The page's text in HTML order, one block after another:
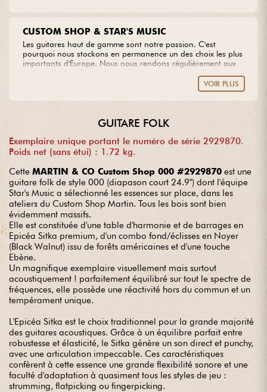
CUSTOM SHOP & STAR'S MUSIC
Les guitares haut de gamme sont notre passion. C'est
pourquoi nous stockons en permanence un des choix les plus
importants d'Europe. Nous nous rendons régulièrement aux
ateliers Custom Shop des marques prestigieuses afin d'y
sélectionner les plus belles pièces de bois disponibles, à partir
desquelles nous créons nos propres modèles. Vous rêvez
d'une guitare hors du commun ? Confiez-nous votre projet en
VOIR PLUS
GUITARE FOLK
Exemplaire unique portant le numéro de série 2929870.
Poids net (sans étui) : 1.72 kg.
Cette MARTIN & CO Custom Shop 000 #2929870 est une
guitare folk de style 000 (diapason court 24.9") dont l'équipe
Star's Music a sélectionné les essences sur place, dans les
ateliers du Custom Shop Martin. Tous les bois sont bien
évidemment massifs.
Elle est constituée d'une table d'harmonie et de barrages en
Epicéa Sitka premium, d'un combo fond/éclisses en Noyer
(Black Walnut) issu de forêts américaines et d'une touche
Ebène.
Un magnifique exemplaire visuellement mais surtout
acoustiquement ! parfaitement équilibré sur tout le spectre de
fréquences, elle possède une réactivité hors du commun et un
tempérament unique.
L'Epicéa Sitka est le choix traditionnel pour la grande majorité
des guitares acoustiques. Grâce à un équilibre parfait entre
robustesse et élasticité, le Sitka génère un son direct et punchy,
avec une articulation impeccable. Ces caractéristiques
confèrent à cette essence une grande flexibilité sonore et une
faculté d'adaptation à quasiment tous les styles de jeu :
strumming, flatpicking ou fingerpicking.